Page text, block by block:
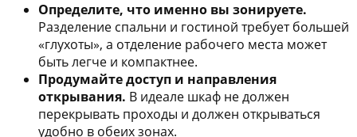
Определите, что именно вы зонируете.
Разделение спальни и гостиной требует большей
«глухоты», а отделение рабочего места может
быть легче и компактнее.
Продумайте доступ и направления
открывания. В идеале шкаф не должен
перекрывать проходы и должен открываться
удобно в обеих зонах.